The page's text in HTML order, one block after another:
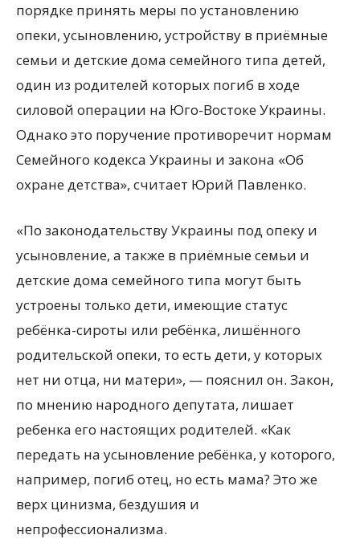
порядке принять меры по установлению
опеки, усыновлению, устройству в приёмные
семьи и детские дома семейного типа детей,
один из родителей которых погиб в ходе
силовой операции на Юго-Востоке Украины.
Однако это поручение противоречит нормам
Семейного кодекса Украины и закона «Об
охране детства», считает Юрий Павленко.
«По законодательству Украины под опеку и
усыновление, а также в приёмные семьи и
детские дома семейного типа могут быть
устроены только дети, имеющие статус
ребёнка-сироты или ребёнка, лишённого
родительской опеки, то есть дети, у которых
нет ни отца, ни матери», — пояснил он. Закон,
по мнению народного депутата, лишает
ребенка его настоящих родителей. «Как
передать на усыновление ребёнка, у которого,
например, погиб отец, но есть мама? Это же
верх цинизма, бездушия и
непрофессионализма.